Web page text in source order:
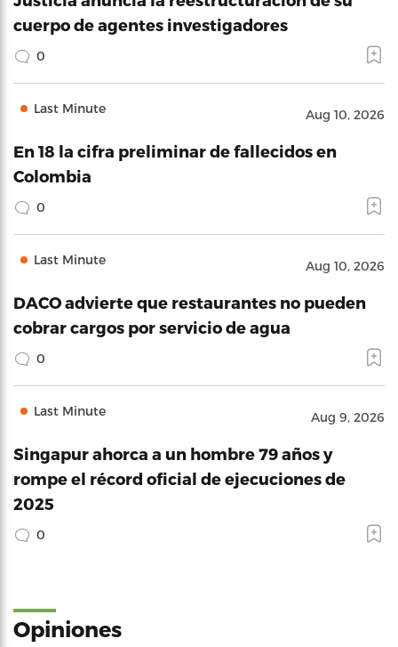
cuerpo de agentes investigadores
0
Last Minute Aug 10, 2026
En 18 la cifra preliminar de fallecidos en
Colombia
0
Last Minute Aug 10, 2026
DACO advierte que restaurantes no pueden
cobrar cargos por servicio de agua
0
Last Minute Aug 9, 2026
Singapur ahorca a un hombre 79 años y
rompe el récord oficial de ejecuciones de
2025
0
Opiniones